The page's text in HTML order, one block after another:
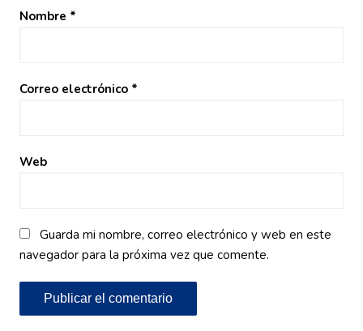
Nombre *
Correo electrónico *
Web
Guarda mi nombre, correo electrónico y web en este
navegador para la próxima vez que comente.